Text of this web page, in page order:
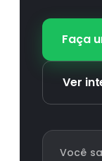
Faça
Ver
Você